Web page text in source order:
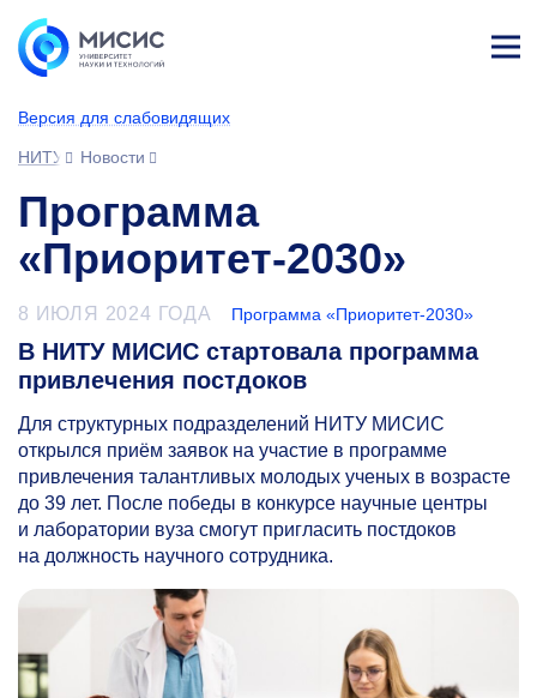
Версия для слабовидящих
НИТУ МИСИС
Новости
Программа
«Приоритет-2030»
8 ИЮЛЯ 2024 ГОДА Программа «Приоритет-2030»
В НИТУ МИСИС стартовала программа
привлечения постдоков
Для структурных подразделений НИТУ МИСИС
открылся приём заявок на участие в программе
привлечения талантливых молодых ученых в возрасте
до 39 лет. После победы в конкурсе научные центры
и лаборатории вуза смогут пригласить постдоков
на должность научного сотрудника.